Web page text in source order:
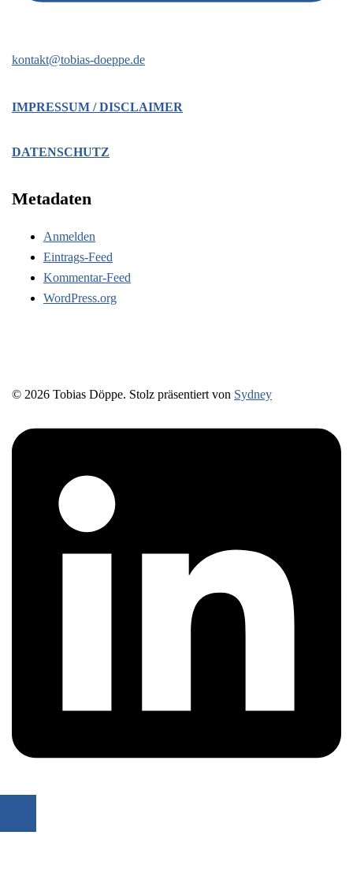
kontakt@tobias-doeppe.de
IMPRESSUM / DISCLAIMER
DATENSCHUTZ
Metadaten
Anmelden
Eintrags-Feed
Kommentar-Feed
WordPress.org
© 2026 Tobias Döppe. Stolz präsentiert von Sydney
tobiasdoeppe/